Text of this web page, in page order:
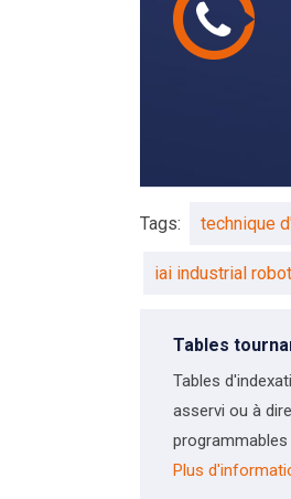
Tags: technique
iai industrial
Tables
Tables
asservi ou à
Plus